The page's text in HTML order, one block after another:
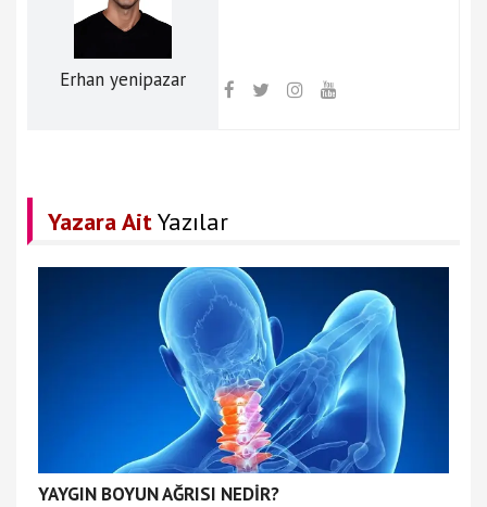
Erhan yenipazar
Yazara AitYazılar
YAYGIN BOYUN AĞRISI NEDİR?